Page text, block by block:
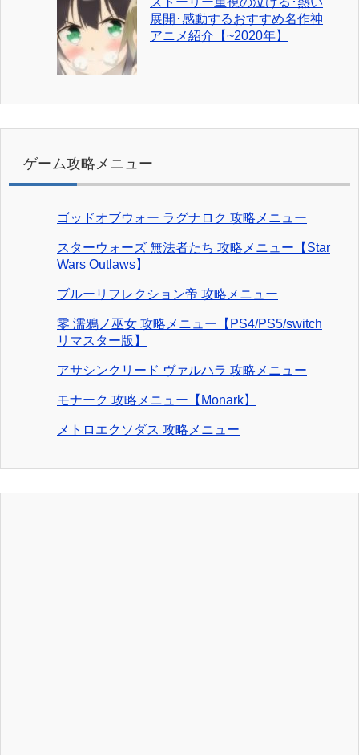
展開･感動するおすすめ名作神
アニメ紹介【~2020年】
ゲーム攻略メニュー
ゴッドオブウォー ラグナロク 攻略メニュー
スターウォーズ 無法者たち 攻略メニュー【Star
Wars Outlaws】
ブルーリフレクション帝 攻略メニュー
零 濡鴉ノ巫女 攻略メニュー【PS4/PS5/switch
リマスター版】
アサシンクリード ヴァルハラ 攻略メニュー
モナーク 攻略メニュー【Monark】
メトロエクソダス 攻略メニュー